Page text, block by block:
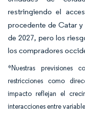
restringiendo el
procedente de Catar y
de 2027, pero los
los compradores
*Nuestras previsiones
restricciones como
impacto reflejan el
interacciones entre